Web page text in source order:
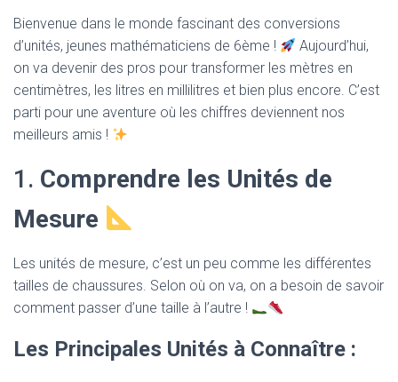
I
T
Bienvenue dans le monde fascinant des conversions
d’unités, jeunes mathématiciens de 6ème !
Aujourd’hui,
on va devenir des pros pour transformer les mètres en
centimètres, les litres en millilitres et bien plus encore. C’est
parti pour une aventure où les chiffres deviennent nos
meilleurs amis !
1. Comprendre les Unités de
Mesure
Les unités de mesure, c’est un peu comme les différentes
tailles de chaussures. Selon où on va, on a besoin de savoir
comment passer d’une taille à l’autre !
Les Principales Unités à Connaître :